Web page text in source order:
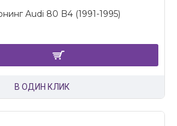
Audi 80 B4 (1991-1995)
В ОДИН КЛИК